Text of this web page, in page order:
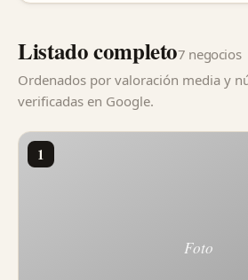
Listado completo7 negocios
Ordenados por valoración media y
verificadas en Google.
1